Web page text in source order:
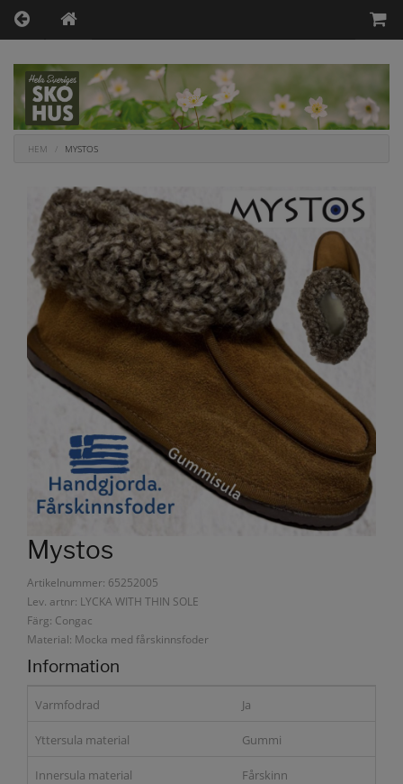
HEM MYSTOS
Mystos
Artikelnummer: 65252005
Lev. artnr: LYCKA WITH THIN SOLE
Färg: Congac
Material: Mocka med fårskinnsfoder
Information
Varmfodrad Ja
Yttersula material Gummi
Innersula material Fårskinn